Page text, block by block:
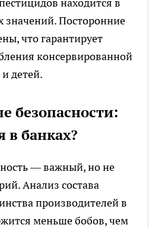
значений. Посторонние
что гарантирует
консервированной
детей.
безопасности:
в банках?
— важный, но не
Анализ состава
производителей в
меньше бобов, чем